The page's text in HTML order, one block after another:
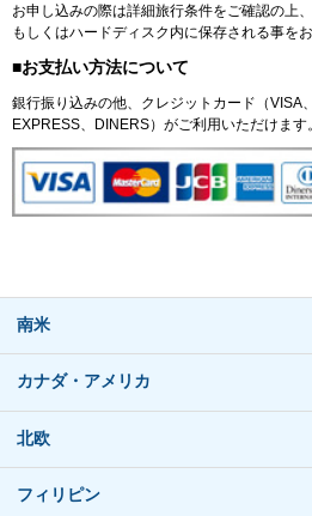
お申し込みの際は詳細旅行条件をご確認の上
もしくはハードディスク内に保存される事を
■お支払い方法について
銀行振り込みの他、クレジットカード（VISA
EXPRESS、DINERS）がご利用いただけます。
南米
カナダ・アメリカ
北欧
フィリピン